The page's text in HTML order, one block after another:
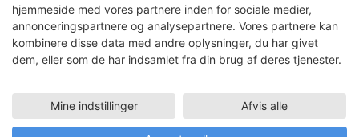
Flame
hjemmeside med vores partnere inden for sociale medier,
annonceringspartnere og analysepartnere. Vores partnere kan
kombinere disse data med andre oplysninger, du har givet
dem, eller som de har indsamlet fra din brug af deres tjenester.
Mine indstillinger Afvis alle